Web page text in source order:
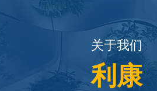
关于我们
利康